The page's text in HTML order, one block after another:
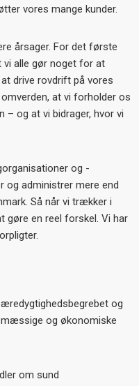
vores mange kunder.
årsager. For det første
alle gør noget for at
drive rovdrift på vores
at vi forholder os
– og at vi bidrager, hvor vi
og -
og administrer mere end
Så når vi trækker i
gøre en reel forskel. Vi har
og
og økonomiske
om sund